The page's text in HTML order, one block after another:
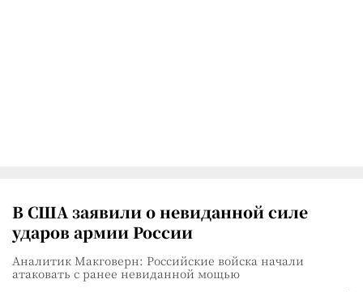
В США заявили о невиданной силе
ударов армии России
Аналитик Макговерн: Российские войска начали
атаковать с ранее невиданной мощью